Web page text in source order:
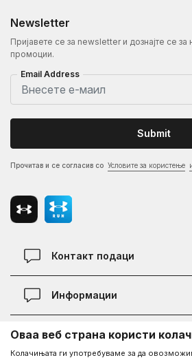
Newsletter
Пријавете се за newsletter и дознајте се
промоции.
Email Address
Submit
Прочитав и се согласив со Условите за користење
Контакт подаци
Контакт
Информации
Информации за Under
Оваа веб страна користи
Колачињата ги употребуваме за да